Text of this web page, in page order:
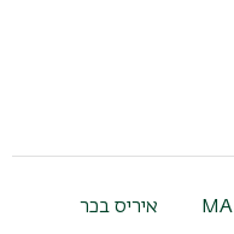
MA איריס בכר